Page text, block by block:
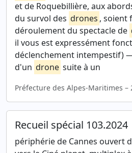
et de Roquebillière, aux
du survol des drones , soient
déroulement du spectacle de
il vous est expressément
déclenchement intempestif)
d'un drone suite à un
Préfecture des Alpes-Maritimes –
Recueil spécial 103.2024
périphérie de Cannes ouvert